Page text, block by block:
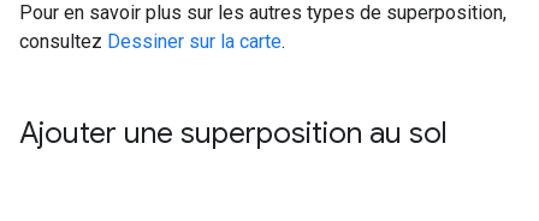
Pour en savoir plus sur les autres types de superposition,
consultez Dessiner sur la carte.
Ajouter une superposition au sol